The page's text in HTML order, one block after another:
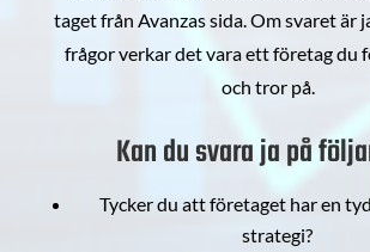
taget från Avanzas sida. Om svaret är
frågor verkar det vara ett företag du
och tror på.
Kan du svara ja på
Tycker du att företaget har en
strategi?